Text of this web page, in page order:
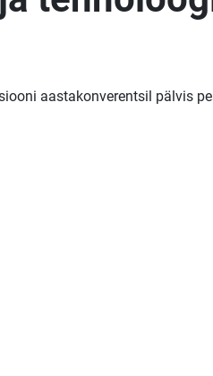
aastakonverentsil pälvis